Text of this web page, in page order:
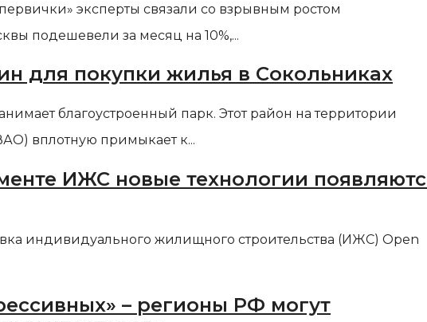
эксперты связали со взрывным ростом
подешевели за месяц на 10%,...
для покупки жилья в Сокольниках
благоустроенный парк. Этот район на территории
вплотную примыкает к...
ИЖС новые технологии
индивидуального жилищного строительства (ИЖС) Open
– регионы РФ могут